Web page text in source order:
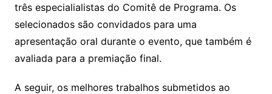
três especialialistas do Comitê de Programa. Os
selecionados são convidados para uma
apresentação oral durante o evento, que também é
avaliada para a premiação final.
A seguir, os melhores trabalhos submetidos ao